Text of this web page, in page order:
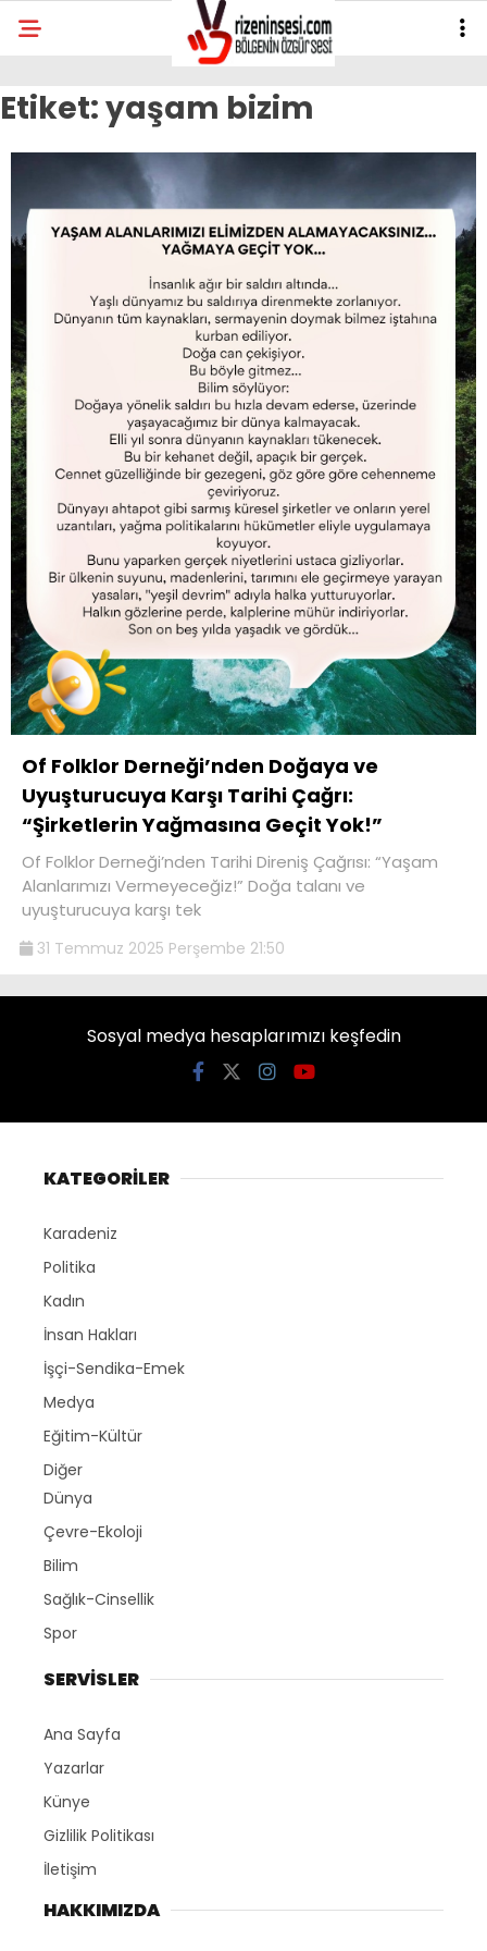
Etiket:yaşam bizim
Of Folklor Derneği’nden Doğaya ve
Uyuşturucuya Karşı Tarihi Çağrı:
“Şirketlerin Yağmasına Geçit Yok!”
Of Folklor Derneği’nden Tarihi Direniş Çağrısı: “Yaşam
Alanlarımızı Vermeyeceğiz!” Doğa talanı ve
uyuşturucuya karşı tek
31 Temmuz 2025 Perşembe 21:50
Sosyal medya hesaplarımızı keşfedin
KATEGORİLER
Karadeniz
Politika
Kadın
İnsan Hakları
İşçi-Sendika-Emek
Medya
Eğitim-Kültür
Diğer
Dünya
Çevre-Ekoloji
Bilim
Sağlık-Cinsellik
Spor
SERVİSLER
Ana Sayfa
Yazarlar
Künye
Gizlilik Politikası
İletişim
HAKKIMIZDA